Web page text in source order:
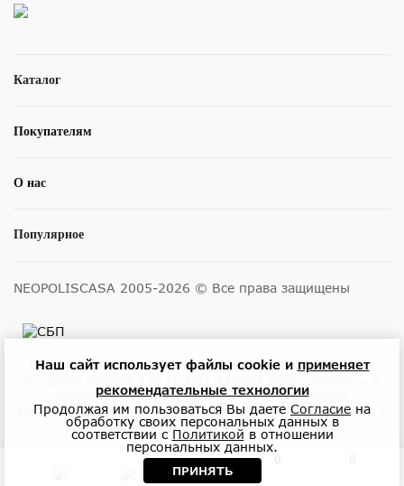
Каталог
Покупателям
О нас
Популярное
NEOPOLISCASA 2005-2026 © Все права защищены
Размещенные на сайте цены не являются публичной
любое время без уведомления. Актуальную
информацию о ценах и наличии товара можно узнать у
менеджеров по телефону или в салонах.
Наш сайт использует файлы cookie и применяет
рекомендательные технологии
Продолжая им пользоваться Вы даете Согласие на
обработку своих персональных данных в
соответствии с Политикой в отношении
персональных данных.
ПРИНЯТЬ